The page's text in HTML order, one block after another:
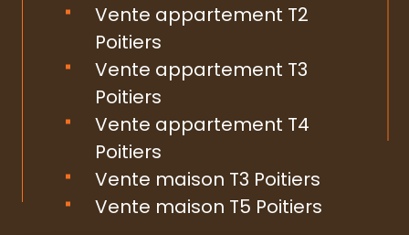
Vente appartement T2
Poitiers
Vente appartement T3
Poitiers
Vente appartement T4
Poitiers
Vente maison T3 Poitiers
Vente maison T5 Poitiers